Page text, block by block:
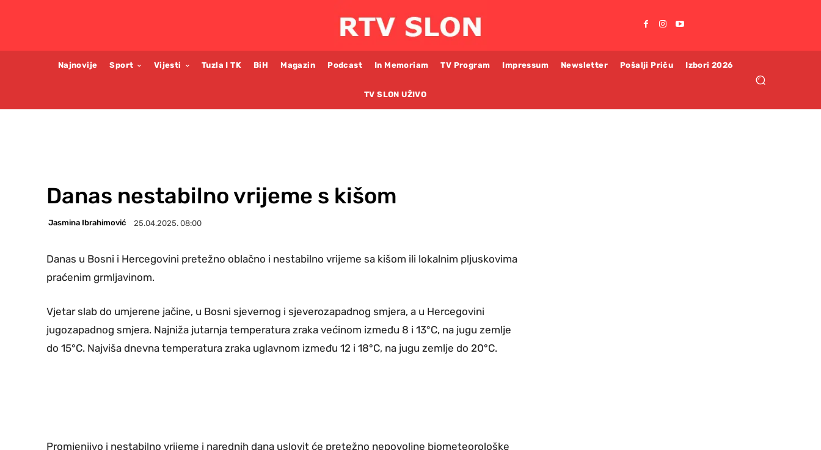
Najnovije Sport Vijesti Tuzla I TK BiH Magazin Podcast In Memoriam TV Program Impressum Newsletter Pošalji Priču Izbori 2026
TV SLON UŽIVO
Danas nestabilno vrijeme s kišom
Jasmina Ibrahimović 25.04.2025. 08:00
Danas u Bosni i Hercegovini pretežno oblačno i nestabilno vrijeme sa kišom ili lokalnim pljuskovima
praćenim grmljavinom.
Vjetar slab do umjerene jačine, u Bosni sjevernog i sjeverozapadnog smjera, a u Hercegovini
jugozapadnog smjera. Najniža jutarnja temperatura zraka većinom između 8 i 13°C, na jugu zemlje
do 15°C. Najviša dnevna temperatura zraka uglavnom između 12 i 18°C, na jugu zemlje do 20°C.
Promjenjivo i nestabilno vrijeme i narednih dana uslovit će pretežno nepovoljne biometeorološke